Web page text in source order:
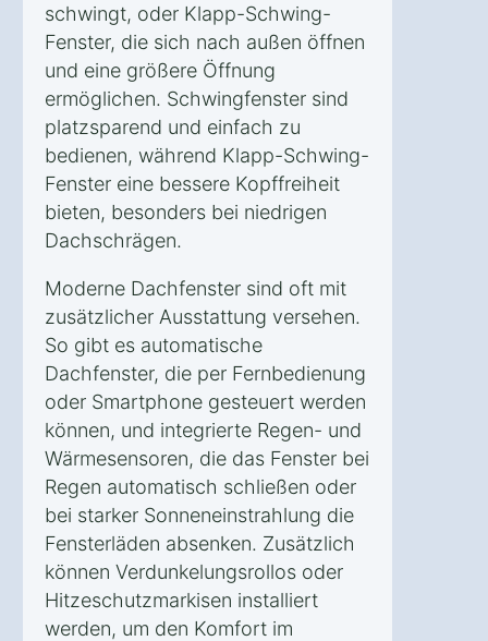
schwingt, oder Klapp-Schwing-
Fenster, die sich nach außen öffnen
und eine größere Öffnung
ermöglichen. Schwingfenster sind
platzsparend und einfach zu
bedienen, während Klapp-Schwing-
Fenster eine bessere Kopffreiheit
bieten, besonders bei niedrigen
Dachschrägen.
Moderne Dachfenster sind oft mit
zusätzlicher Ausstattung versehen.
So gibt es automatische
Dachfenster, die per Fernbedienung
oder Smartphone gesteuert werden
können, und integrierte Regen- und
Wärmesensoren, die das Fenster bei
Regen automatisch schließen oder
bei starker Sonneneinstrahlung die
Fensterläden absenken. Zusätzlich
können Verdunkelungsrollos oder
Hitzeschutzmarkisen installiert
werden, um den Komfort im